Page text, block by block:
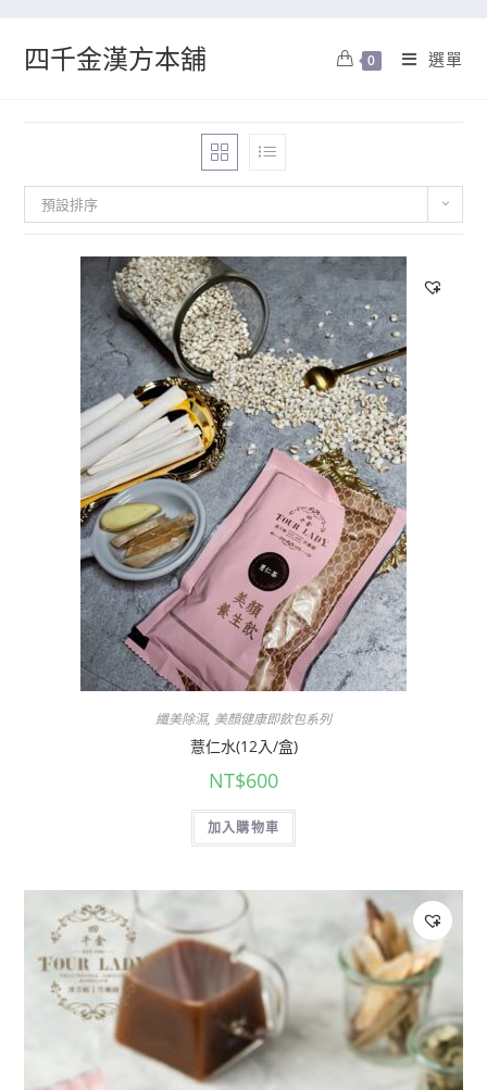
四千金漢方本舖 0 選單
預設排序
纖美除濕, 美顏健康即飲包系列
薏仁水(12入/盒)
NT$600
加入購物車